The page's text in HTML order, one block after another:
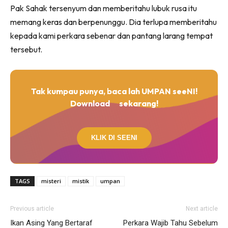
Pak Sahak tersenyum dan memberitahu lubuk rusa itu
memang keras dan berpenunggu. Dia terlupa memberitahu
kepada kami perkara sebenar dan pantang larang tempat
tersebut.
Tak kumpau punya, baca lah UMPAN seeNI!
Download
sekarang!
KLIK DI SEENI
TAGS misteri mistik umpan
Previous article
Ikan Asing Yang Bertaraf
Next article
Perkara Wajib Tahu Sebelum